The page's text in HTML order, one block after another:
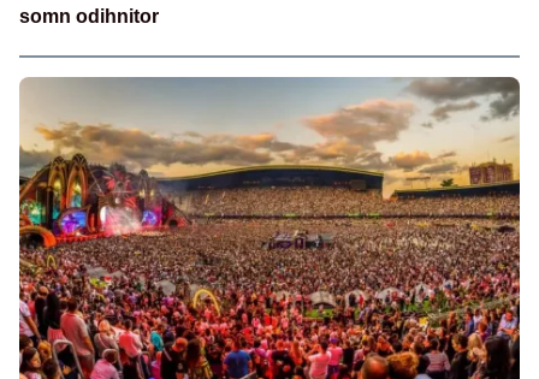
somn odihnitor